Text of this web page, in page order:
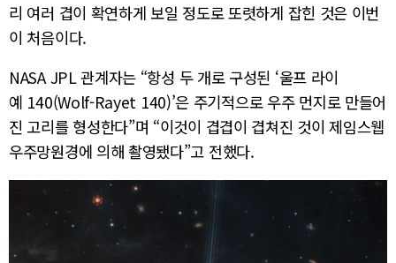
리 여러 겹이 확연하게 보일 정도로 또렷하게 잡힌 것은 이번
이 처음이다.
NASA JPL 관계자는 “항성 두 개로 구성된 ‘울프 라이
예 140(Wolf-Rayet 140)’은 주기적으로 우주 먼지로 만들어
진 고리를 형성한다”며 “이것이 겹겹이 겹쳐진 것이 제임스웹
우주망원경에 의해 촬영됐다”고 전했다.